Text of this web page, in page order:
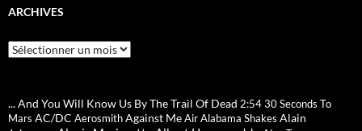
ARCHIVES
Archives
... And You Will Know Us By The Trail Of Dead 2:5430 Seconds To
Mars AC/DC AerosmithAgainst MeAirAlabama Shakes Alain